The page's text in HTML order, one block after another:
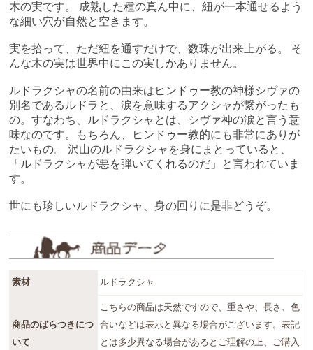
木の実です。 成熟した種の真ん中に、紐が一本通せるよう
な細い穴が自然と空きます。
実を拾って、ただ紐を通すだけで、数珠が出来上がる。 そ
んな木の実は世界中にこの実しかありません。
ルドラクシャの名前の由来はヒンドゥー教の神様シヴァの
別名であるルドラと、涙を意味するアクシャが繋がったも
の。すなわち、ルドラクシャとは、シヴァ神の涙と言う意
味なのです。もちろん、ヒンドゥー教的にも非常にありが
たいもの。 沢山のルドラクシャを身にまとっていると、
「ルドラクシャが悪を弾いてくれるのだ」と言われていま
す。
世にも珍しいルドラクシャ、身の回りに是非どうぞ。
素材 ルドラクシャ
商品のばらつきにつ
いて
こちらの商品は天然ですので、重さや、長さ、色
合いなどは表示と異なる場合がございます。表記
とは多少異なる場合があるとご理解の上、ご購入